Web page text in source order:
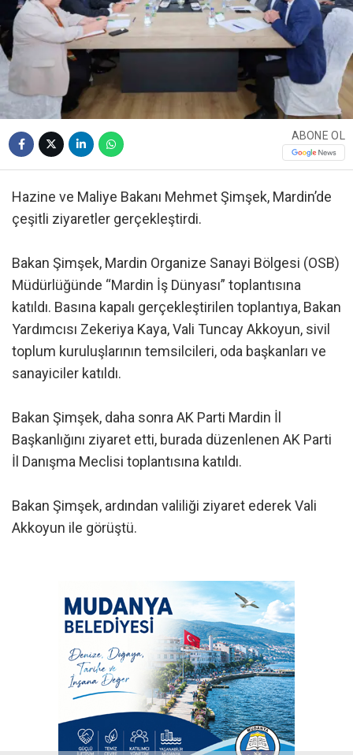
ABONE OL
Hazine ve Maliye Bakanı Mehmet Şimşek, Mardin’de
çeşitli ziyaretler gerçekleştirdi.
Bakan Şimşek, Mardin Organize Sanayi Bölgesi (OSB)
Müdürlüğünde “Mardin İş Dünyası” toplantısına
katıldı. Basına kapalı gerçekleştirilen toplantıya, Bakan
Yardımcısı Zekeriya Kaya, Vali Tuncay Akkoyun, sivil
toplum kuruluşlarının temsilcileri, oda başkanları ve
sanayiciler katıldı.
Bakan Şimşek, daha sonra AK Parti Mardin İl
Başkanlığını ziyaret etti, burada düzenlenen AK Parti
İl Danışma Meclisi toplantısına katıldı.
Bakan Şimşek, ardından valiliği ziyaret ederek Vali
Akkoyun ile görüştü.